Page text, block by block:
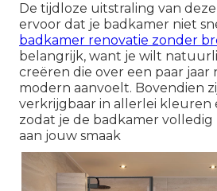
De tijdloze uitstraling van
ervoor dat je badkamer niet
badkamer renovatie zonder
belangrijk, want je wilt
creëren die over een paar jaar
modern aanvoelt. Bovendien
verkrijgbaar in allerlei kleuren
zodat je de badkamer volledig
aan jouw smaak